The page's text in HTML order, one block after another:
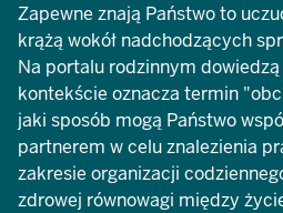
Zapewne znają Państwo to
krążą wokół nadchodzących
Na portalu rodzinnym
kontekście oznacza termin
jaki sposób mogą Państwo
partnerem w celu znalezienia
zakresie organizacji
zdrowej równowagi między